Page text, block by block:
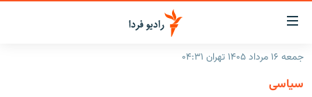
لینک‌های
قابلیت
دسترسی
بازگشت
جمعه ۱۶ مرداد ۱۴۰۵ تهران ۰۴:۳۱
سیاسی